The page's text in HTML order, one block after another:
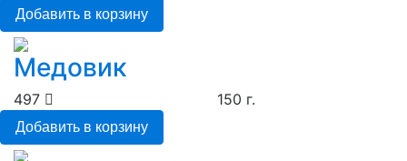
Добавить в корзину
Медовик
497 150 г.
Добавить в корзину